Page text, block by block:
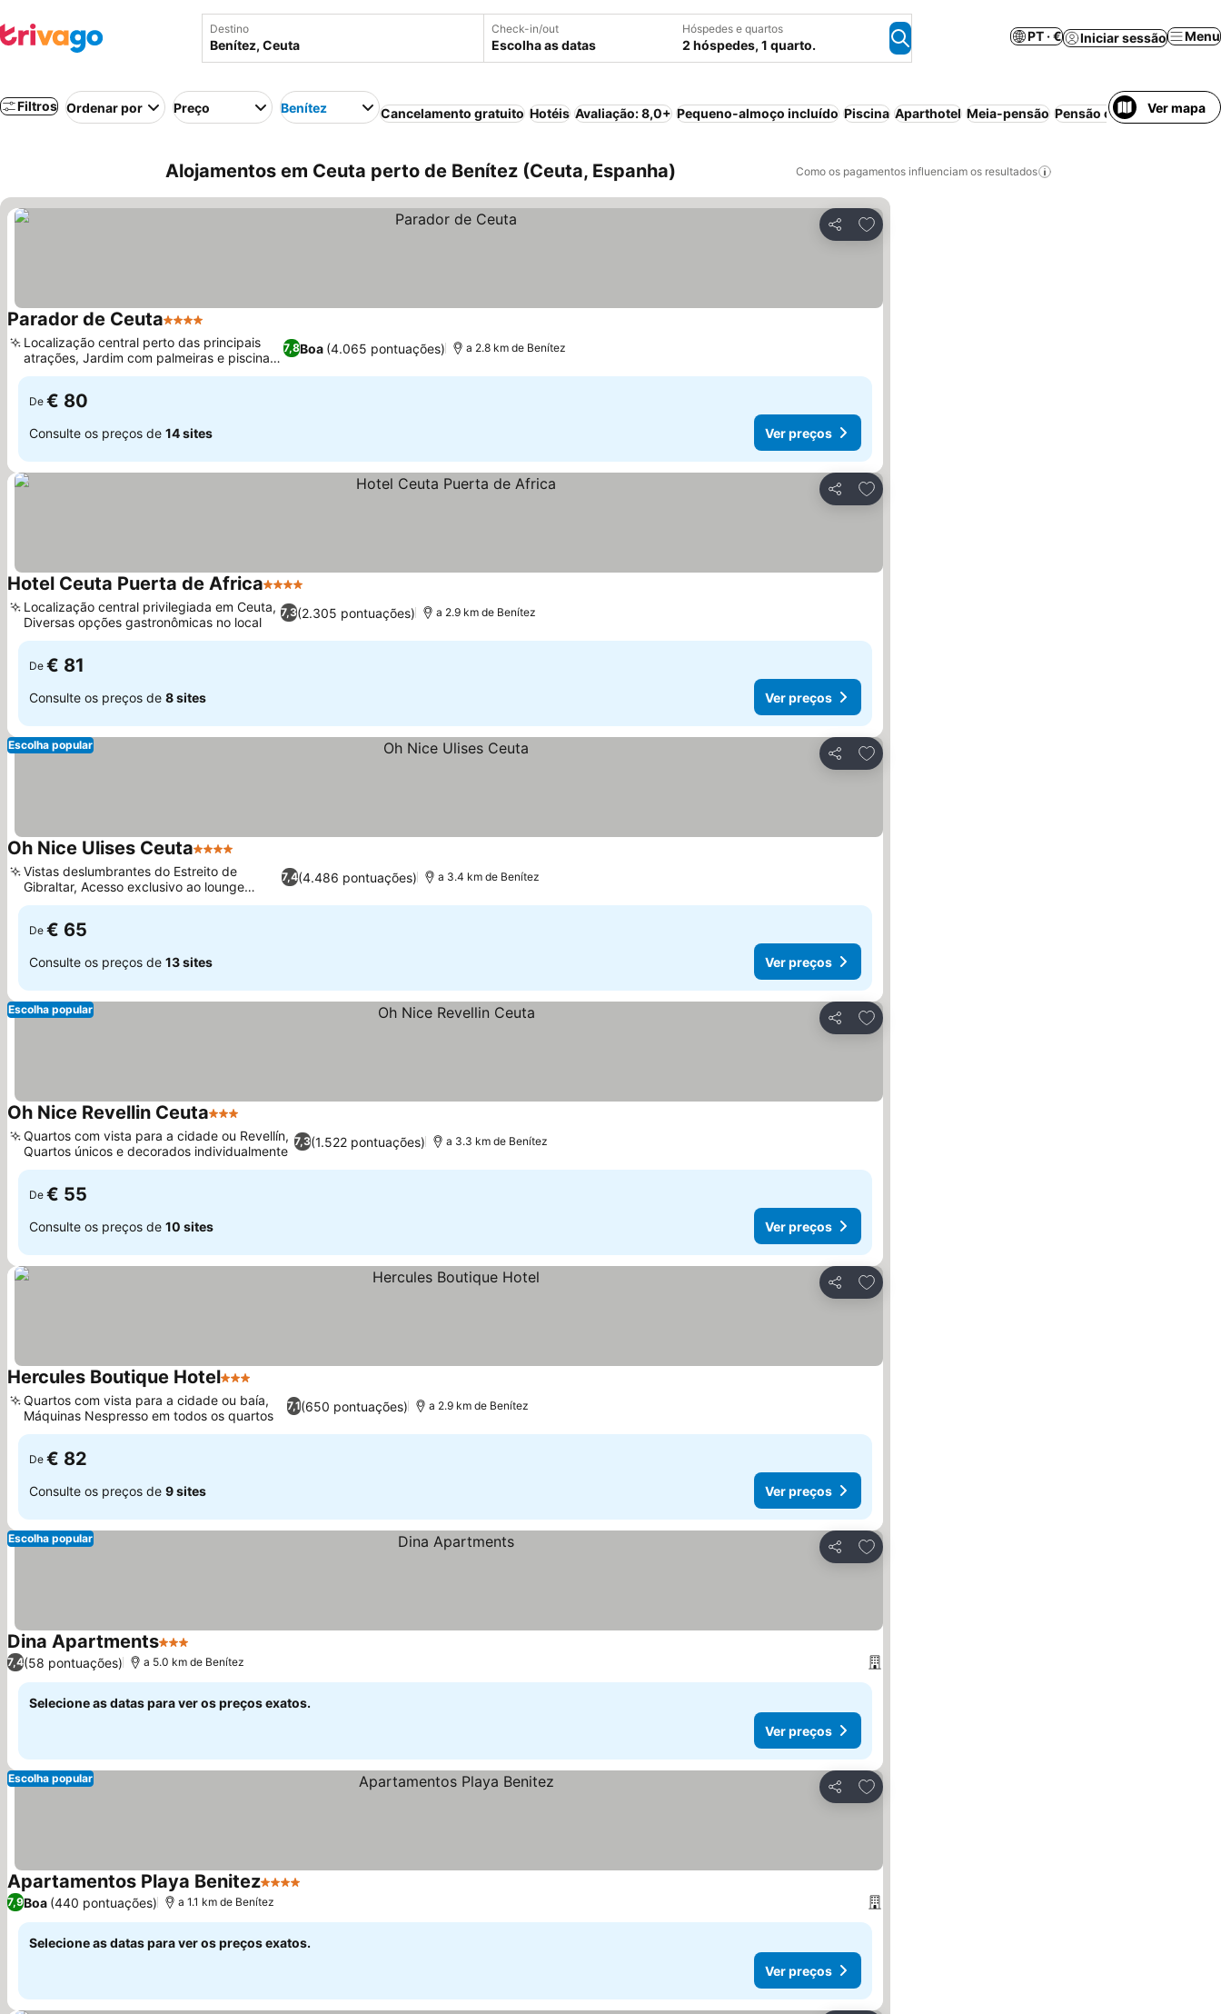
Destino Check-in/out
Escolha as datas
Hóspedes e quartos
2 hóspedes, 1 quarto.
PT · € Iniciar sessão Menu
Filtros Ordenar por Preço Benítez Cancelamento gratuito Hotéis Avaliação: 8,0+ Pequeno-almoço incluído Piscina Aparthotel Meia-pensão Pensão completa Praia
Ver mapa
Alojamentos em Ceuta perto de Benítez (Ceuta, Espanha) Como os pagamentos influenciam os resultados
Partilhar
Adicionar aos favoritos
Parador de Ceuta4 Estrelas
7,8Boa (4.065 pontuações)
Localização central perto das principais
atrações, Jardim com palmeiras e piscina
exterior
a 2.8 km de Benítez
De € 80
Consulte os preços de 14 sites Ver preços
Partilhar
Adicionar aos favoritos
Hotel Ceuta Puerta de Africa4 Estrelas
7,3(2.305 pontuações)
Localização central privilegiada em Ceuta,
Diversas opções gastronômicas no local
a 2.9 km de Benítez
De € 81
Consulte os preços de 8 sites Ver preços
Partilhar
Adicionar aos favoritos
Escolha popular
Oh Nice Ulises Ceuta4 Estrelas
7,4(4.486 pontuações)
Vistas deslumbrantes do Estreito de
Gibraltar, Acesso exclusivo ao lounge
executivo
a 3.4 km de Benítez
De € 65
Consulte os preços de 13 sites Ver preços
Partilhar
Adicionar aos favoritos
Escolha popular
Oh Nice Revellin Ceuta3 Estrelas
7,3(1.522 pontuações)
Quartos com vista para a cidade ou Revellín,
Quartos únicos e decorados individualmente
a 3.3 km de Benítez
De € 55
Consulte os preços de 10 sites Ver preços
Partilhar
Adicionar aos favoritos
Hercules Boutique Hotel3 Estrelas
7,1(650 pontuações)
Quartos com vista para a cidade ou baía,
Máquinas Nespresso em todos os quartos
a 2.9 km de Benítez
De € 82
Consulte os preços de 9 sites Ver preços
Partilhar
Adicionar aos favoritos
Escolha popular
Dina Apartments3 Estrelas
7,4(58 pontuações) a 5.0 km de Benítez
Selecione as datas para ver os preços exatos.
Ver preços
Partilhar
Adicionar aos favoritos
Escolha popular
Apartamentos Playa Benitez4 Estrelas
7,9Boa (440 pontuações) a 1.1 km de Benítez
Selecione as datas para ver os preços exatos.
Ver preços